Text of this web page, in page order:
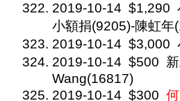
2019-10-14 $1,290
小額捐(9205)-陳虹年
2019-10-14 $3,000
2019-10-14 $500
Wang(16817)
2019-10-14 $300